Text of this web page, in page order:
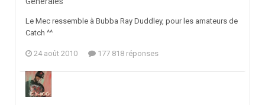
Le Mec ressemble à Bubba Ray Duddley, pour les amateurs de
Catch ^^
24 août 2010 177 818 réponses